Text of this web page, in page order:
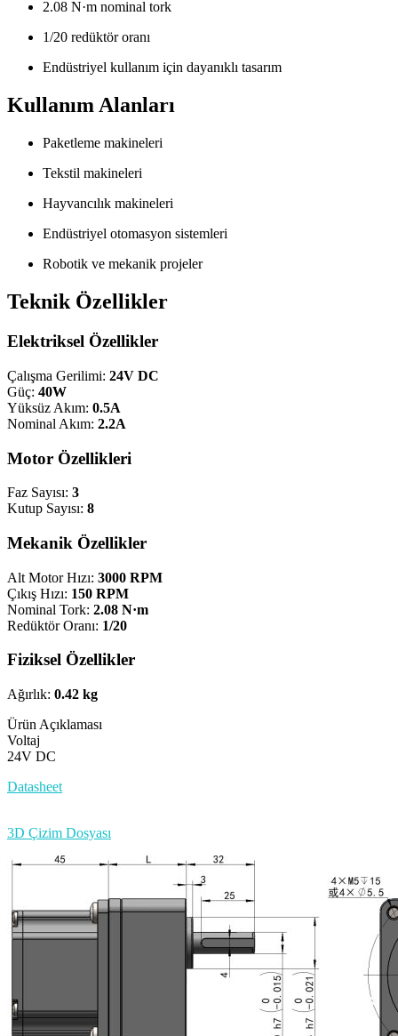
2.08 N·m nominal tork
1/20 redüktör oranı
Endüstriyel kullanım için dayanıklı tasarım
Kullanım Alanları
Paketleme makineleri
Tekstil makineleri
Hayvancılık makineleri
Endüstriyel otomasyon sistemleri
Robotik ve mekanik projeler
Teknik Özellikler
Elektriksel Özellikler
Çalışma Gerilimi: 24V DC
Güç: 40W
Yüksüz Akım: 0.5A
Nominal Akım: 2.2A
Motor Özellikleri
Faz Sayısı: 3
Kutup Sayısı: 8
Mekanik Özellikler
Alt Motor Hızı: 3000 RPM
Çıkış Hızı: 150 RPM
Nominal Tork: 2.08 N·m
Redüktör Oranı: 1/20
Fiziksel Özellikler
Ağırlık: 0.42 kg
Ürün Açıklaması
Voltaj
24V DC
Datasheet
3D Çizim Dosyası